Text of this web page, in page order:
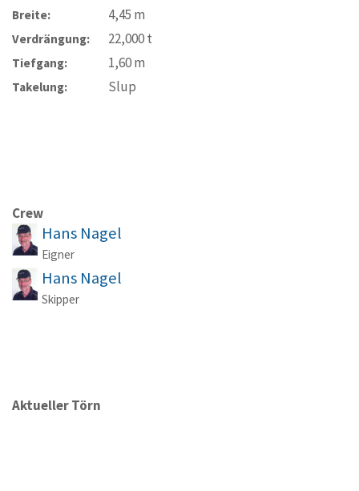
Breite: 4,45 m
Verdrängung: 22,000t
Tiefgang: 1,60m
Takelung: Slup
Crew
Hans Nagel
Eigner
Hans Nagel
Skipper
Aktueller Törn